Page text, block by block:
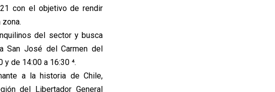
con el objetivo de rendir
del sector y busca
San José del Carmen del
de 14:00 a 16:30 ⁴.
a la historia de Chile,
del Libertador General